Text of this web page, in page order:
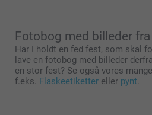
Fotobog med billeder
Har I holdt en fed fest, som skal
lave en fotobog med billeder
en stor fest? Se også vores
f.eks. Flaskeetiketter eller pynt.